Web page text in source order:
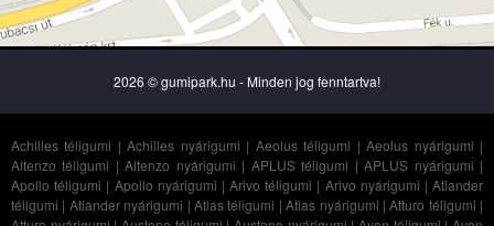
2026 © gumipark.hu - Minden jog fenntartva!
Achilles téligumi |Achilles nyárigumi | Aeolus téligumi |Aeolus nyárigumi |
Altenzo téligumi |Altenzo nyárigumi | APLUS téligumi |APLUS nyárigumi |
Apollo téligumi | Apollo nyárigumi |Arivo téligumi | Arivo nyárigumi |Atlander
téligumi | Atlander nyárigumi | Atlas téligumi |Atlas nyárigumi |Atturo téligumi |